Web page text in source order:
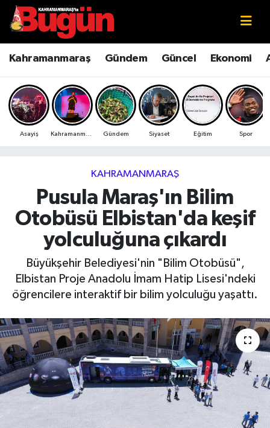
Kahramanmaraş Gündem Güncel Ekonomi
Asayiş Gündem Siyaset Eğitim Spor
KAHRAMANMARAŞ
Pusula Maraş'ın Bilim
Otobüsü Elbistan'da keşif
yolculuğuna çıkardı
Büyükşehir Belediyesi'nin "Bilim Otobüsü",
Elbistan Proje Anadolu İmam Hatip Lisesi'ndeki
öğrencilere interaktif bir bilim yolculuğu yaşattı.
Kahramanmaraş
Kahramanmaraş Sokak Röportajları
Bilim ve Teknoloji
Çevre
Ekonomi
Güncel
Haberde İnsan
Kültür Sanat
Magazin
Manşet Altı
Manşetler
Kahramanmaraş Nöbetçi Eczaneler
Kahramanmaraş Hava Durumu
Kahramanmaraş Namaz Vakitleri
Kahramanmaraş Trafik Yoğunluk Haritası
Süper Lig Puan Durumu ve Fikstür
Tüm Manşetler
Son Dakika Haberleri
Haber Arşivi